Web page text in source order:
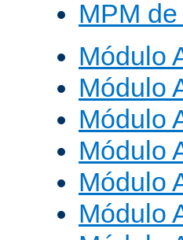
MPM
Módulo
Módulo
Módulo
Módulo
Módulo
Módulo